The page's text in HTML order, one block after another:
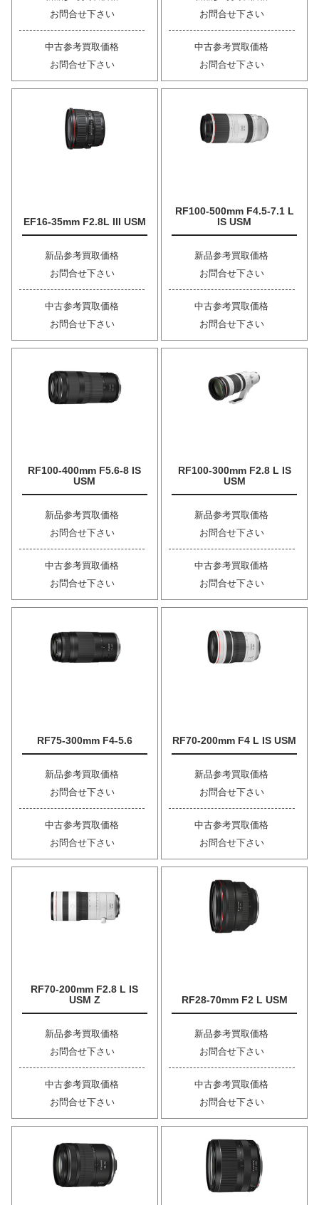
お問合せ下さい
中古参考買取価格
お問合せ下さい
お問合せ下さい
中古参考買取価格
お問合せ下さい
EF16-35mm F2.8L III USM
新品参考買取価格
お問合せ下さい
中古参考買取価格
お問合せ下さい
RF100-500mm F4.5-7.1 L
IS USM
新品参考買取価格
お問合せ下さい
中古参考買取価格
お問合せ下さい
RF100-400mm F5.6-8 IS
USM
新品参考買取価格
お問合せ下さい
中古参考買取価格
お問合せ下さい
RF100-300mm F2.8 L IS
USM
新品参考買取価格
お問合せ下さい
中古参考買取価格
お問合せ下さい
RF75-300mm F4-5.6
新品参考買取価格
お問合せ下さい
中古参考買取価格
お問合せ下さい
RF70-200mm F4 L IS USM
新品参考買取価格
お問合せ下さい
中古参考買取価格
お問合せ下さい
RF70-200mm F2.8 L IS
USM Z
新品参考買取価格
お問合せ下さい
中古参考買取価格
お問合せ下さい
RF28-70mm F2 L USM
新品参考買取価格
お問合せ下さい
中古参考買取価格
お問合せ下さい